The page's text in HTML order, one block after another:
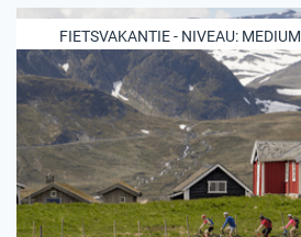
FIETSVAKANTIE - NIVEAU: MEDIUM